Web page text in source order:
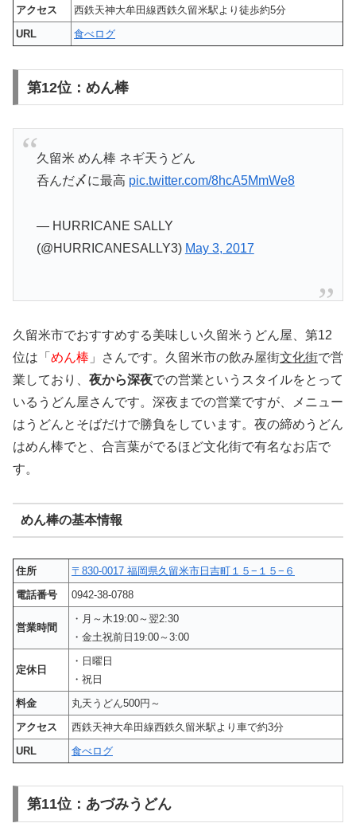
アクセス
西鉄天神大牟田線西鉄久留米駅より徒歩約5分
URL
食べログ
第12位：めん棒
久留米 めん棒 ネギ天うどん
呑んだ〆に最高 pic.twitter.com/8hcA5MmWe8
— HURRICANE SALLY
(@HURRICANESALLY3) May 3, 2017
久留米市でおすすめする美味しい久留米うどん屋、第12
位は「 めん棒 」さんです。久留米市の飲み屋街文化街で営
業しており、 夜から深夜での営業というスタイルをとって
いるうどん屋さんです。深夜までの営業ですが、メニュー
はうどんとそばだけで勝負をしています。夜の締めうどん
はめん棒でと、合言葉がでるほど文化街で有名なお店で
す。
めん棒の基本情報
住所
〒830-0017 福岡県久留米市日吉町１５−１５−６
電話番号
0942-38-0788
営業時間
・月～木19:00～翌2:30
・金土祝前日19:00～3:00
定休日
・日曜日
・祝日
料金
丸天うどん500円～
アクセス
西鉄天神大牟田線西鉄久留米駅より車で約3分
URL
食べログ
第11位：あづみうどん